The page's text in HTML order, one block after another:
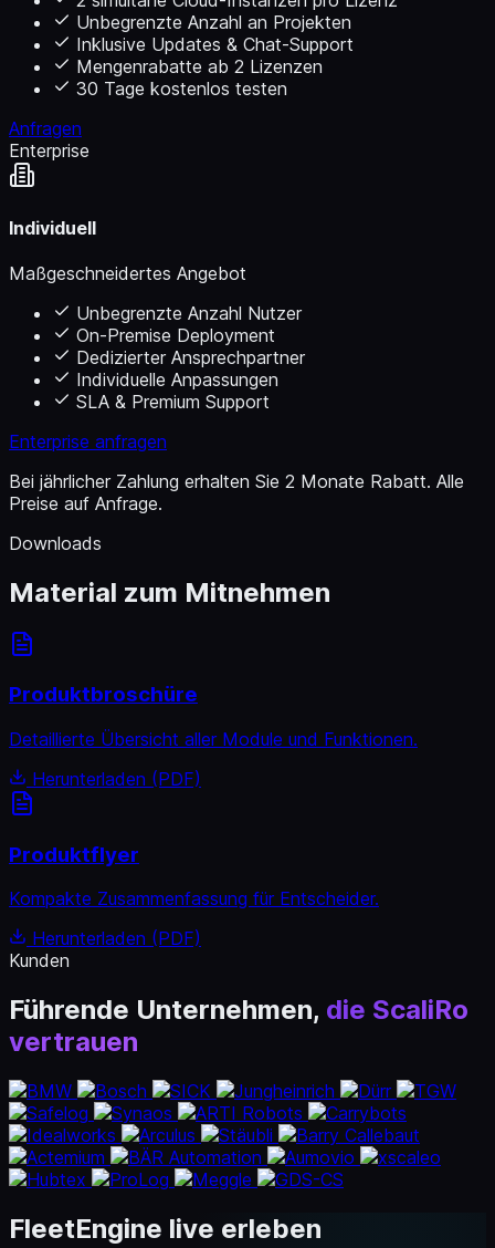
Unbegrenzte Anzahl an Projekten
Inklusive Updates & Chat-Support
Mengenrabatte ab 2 Lizenzen
30 Tage kostenlos testen
Anfragen
Enterprise
Individuell
Maßgeschneidertes Angebot
Unbegrenzte Anzahl Nutzer
On-Premise Deployment
Dedizierter Ansprechpartner
Individuelle Anpassungen
SLA & Premium Support
Enterprise anfragen
Bei jährlicher Zahlung erhalten Sie 2 Monate Rabatt. Alle
Preise auf Anfrage.
Downloads
Material zum Mitnehmen
Produktbroschüre
Detaillierte Übersicht aller Module und Funktionen.
Herunterladen (PDF)
Produktflyer
Kompakte Zusammenfassung für Entscheider.
Herunterladen (PDF)
Kunden
Führende Unternehmen, die ScaliRo
vertrauen
FleetEngine live erleben